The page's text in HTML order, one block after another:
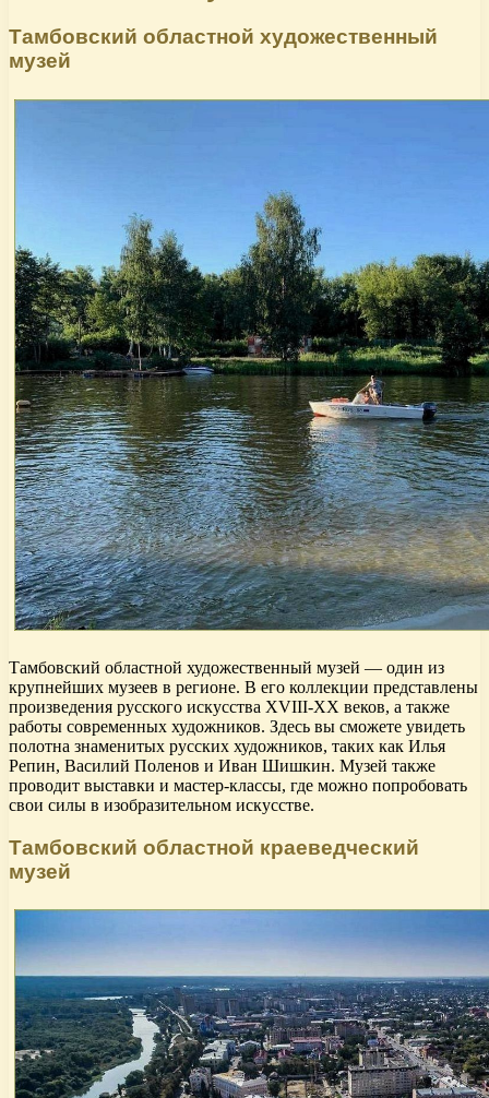
Тамбовский областной художественный
музей
Тамбовский областной художественный музей — один из
крупнейших музеев в регионе. В его коллекции представлены
произведения русского искусства XVIII-XX веков, а также
работы современных художников. Здесь вы сможете увидеть
полотна знаменитых русских художников, таких как Илья
Репин, Василий Поленов и Иван Шишкин. Музей также
проводит выставки и мастер-классы, где можно попробовать
свои силы в изобразительном искусстве.
Тамбовский областной краеведческий
музей